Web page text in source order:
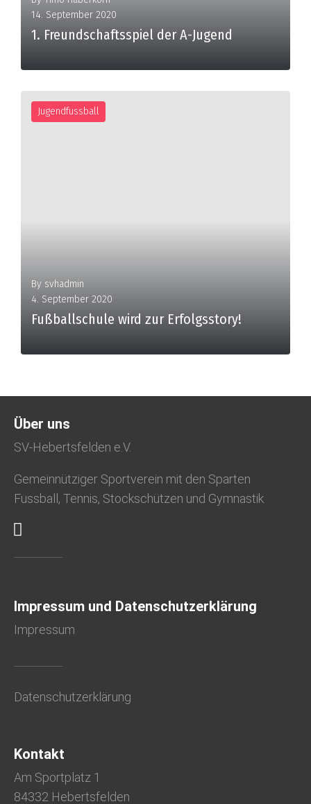
14. September 2020
1. Freundschaftsspiel der A-Jugend
Jugendfussball
By svhadmin
4. September 2020
Fußballschule wird zur Erfolgsstory!
MORE
Über uns
SV-Hebertsfelden e.V.
Gemeinnütziger Sportverein mit den Sparten
Fussball, Tennis, Stockschützen und Gymnastik
Impressum und Datenschutzerklärung
Impressum
Datenschutzerklärung
Kontakt
Am Sportplatz 1
84332 Hebertsfelden